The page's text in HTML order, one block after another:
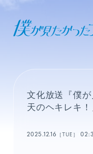
文化放送『僕
天のヘキレキ！
2025.12.16 ［TUE］